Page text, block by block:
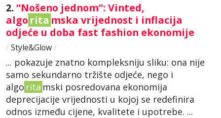
2. “Nošeno jednom”: Vinted,
algo rita mska vrijednost i inflacija
odjeće u doba fast fashion ekonomije
/ Style&Glow/
... pokazuje znatno kompleksniju sliku: ona nije
samo sekundarno tržište odjeće, nego i
algo rita mski posredovana ekonomija
deprecijacije vrijednosti u kojoj se redefinira
odnos između cijene, kvalitete i upotrebe. ...